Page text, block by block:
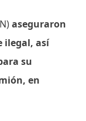
aseguraron
ilegal, así
su
en